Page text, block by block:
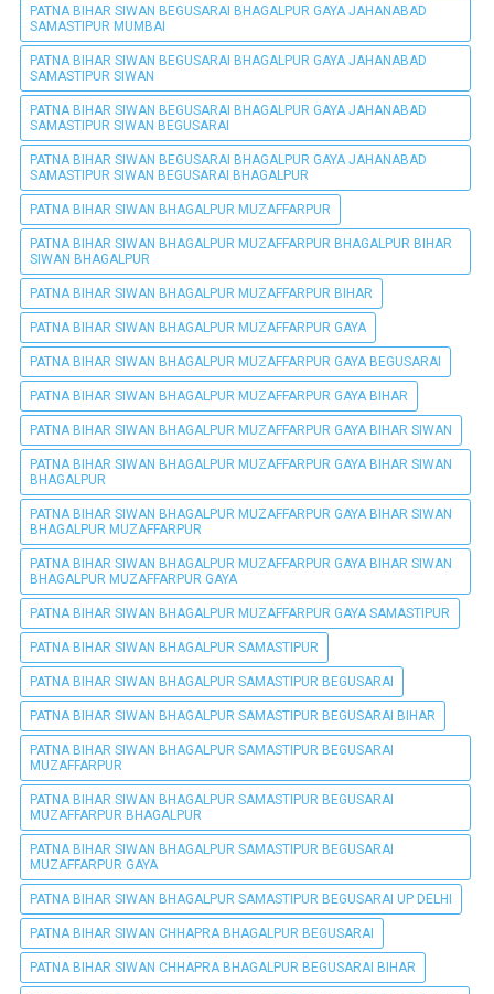
PATNA BIHAR SIWAN BEGUSARAI BHAGALPUR GAYA JAHANABAD
SAMASTIPUR MUMBAI
PATNA BIHAR SIWAN BEGUSARAI BHAGALPUR GAYA JAHANABAD
SAMASTIPUR SIWAN
PATNA BIHAR SIWAN BEGUSARAI BHAGALPUR GAYA JAHANABAD
SAMASTIPUR SIWAN BEGUSARAI
PATNA BIHAR SIWAN BEGUSARAI BHAGALPUR GAYA JAHANABAD
SAMASTIPUR SIWAN BEGUSARAI BHAGALPUR
PATNA BIHAR SIWAN BHAGALPUR MUZAFFARPUR
PATNA BIHAR SIWAN BHAGALPUR MUZAFFARPUR BHAGALPUR BIHAR
SIWAN BHAGALPUR
PATNA BIHAR SIWAN BHAGALPUR MUZAFFARPUR BIHAR
PATNA BIHAR SIWAN BHAGALPUR MUZAFFARPUR GAYA
PATNA BIHAR SIWAN BHAGALPUR MUZAFFARPUR GAYA BEGUSARAI
PATNA BIHAR SIWAN BHAGALPUR MUZAFFARPUR GAYA BIHAR
PATNA BIHAR SIWAN BHAGALPUR MUZAFFARPUR GAYA BIHAR SIWAN
PATNA BIHAR SIWAN BHAGALPUR MUZAFFARPUR GAYA BIHAR SIWAN
BHAGALPUR
PATNA BIHAR SIWAN BHAGALPUR MUZAFFARPUR GAYA BIHAR SIWAN
BHAGALPUR MUZAFFARPUR
PATNA BIHAR SIWAN BHAGALPUR MUZAFFARPUR GAYA BIHAR SIWAN
BHAGALPUR MUZAFFARPUR GAYA
PATNA BIHAR SIWAN BHAGALPUR MUZAFFARPUR GAYA SAMASTIPUR
PATNA BIHAR SIWAN BHAGALPUR SAMASTIPUR
PATNA BIHAR SIWAN BHAGALPUR SAMASTIPUR BEGUSARAI
PATNA BIHAR SIWAN BHAGALPUR SAMASTIPUR BEGUSARAI BIHAR
PATNA BIHAR SIWAN BHAGALPUR SAMASTIPUR BEGUSARAI
MUZAFFARPUR
PATNA BIHAR SIWAN BHAGALPUR SAMASTIPUR BEGUSARAI
MUZAFFARPUR BHAGALPUR
PATNA BIHAR SIWAN BHAGALPUR SAMASTIPUR BEGUSARAI
MUZAFFARPUR GAYA
PATNA BIHAR SIWAN BHAGALPUR SAMASTIPUR BEGUSARAI UP DELHI
PATNA BIHAR SIWAN CHHAPRA BHAGALPUR BEGUSARAI
PATNA BIHAR SIWAN CHHAPRA BHAGALPUR BEGUSARAI BIHAR